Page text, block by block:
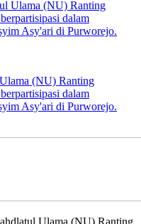
(NU) Ranting
dalam
Asy'ari di Purworejo.